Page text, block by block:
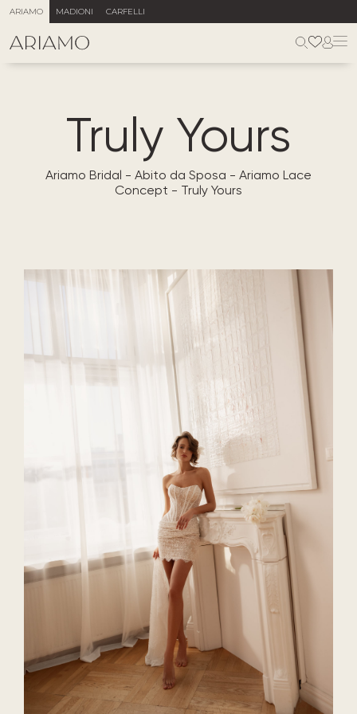
ARIAMO MADIONI CARFELLI
Truly Yours
Ariamo Bridal - Abito da Sposa - Ariamo Lace
Concept - Truly Yours